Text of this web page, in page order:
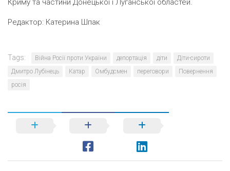
Криму та частини Донецької і Луганської областей.
Редактор: Катерина Шпак
Tags: Війна Росії проти України депортація діти
Діти-сироти
Дмитро Лубінець
Катар Омбудсмен переговори
Повернення
росія